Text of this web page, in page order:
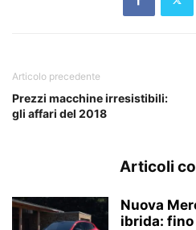
Articolo precedente
Prezzi macchine irresistibili:
gli affari del 2018
Articoli
Nuova
ibrida: fino